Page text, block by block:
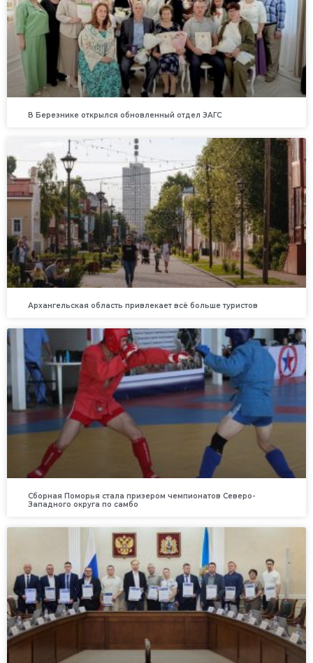
В Березнике открылся обновленный отдел ЗАГС
Архангельская область привлекает всё больше туристов
Сборная Поморья стала призером чемпионатов Северо-
Западного округа по самбо